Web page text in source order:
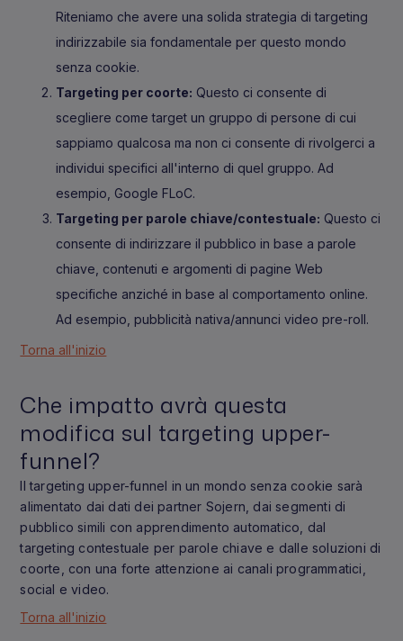
Riteniamo che avere una solida strategia di targeting
indirizzabile sia fondamentale per questo mondo
senza cookie.
Targeting per coorte: Questo ci consente di
scegliere come target un gruppo di persone di cui
sappiamo qualcosa ma non ci consente di rivolgerci a
individui specifici all'interno di quel gruppo. Ad
esempio, Google FLoC.
Targeting per parole chiave/contestuale: Questo ci
consente di indirizzare il pubblico in base a parole
chiave, contenuti e argomenti di pagine Web
specifiche anziché in base al comportamento online.
Ad esempio, pubblicità nativa/annunci video pre-roll.
Torna all'inizio
Che impatto avrà questa
modifica sul targeting upper-
funnel?
Il targeting upper-funnel in un mondo senza cookie sarà
alimentato dai dati dei partner Sojern, dai segmenti di
pubblico simili con apprendimento automatico, dal
targeting contestuale per parole chiave e dalle soluzioni di
coorte, con una forte attenzione ai canali programmatici,
social e video.
Torna all'inizio